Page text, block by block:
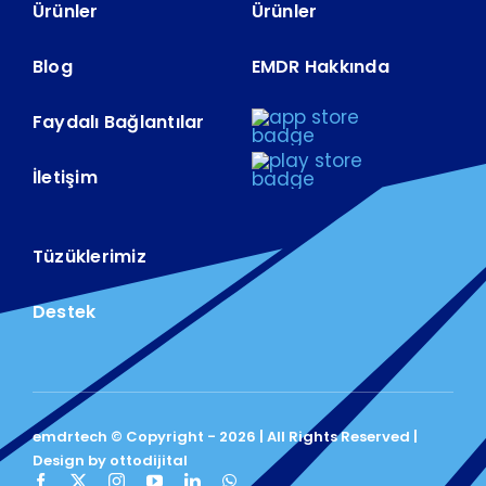
Ürünler
Blog
Faydalı Bağlantılar
İletişim
Ürünler
EMDR Hakkında
Tüzüklerimiz
Destek
emdrtech © Copyright - 2026 | All Rights Reserved |
Design by ottodijital